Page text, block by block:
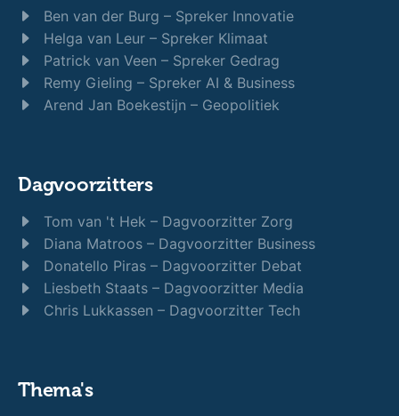
Ben van der Burg – Spreker Innovatie
Helga van Leur – Spreker Klimaat
Patrick van Veen – Spreker Gedrag
Remy Gieling – Spreker AI & Business
Arend Jan Boekestijn – Geopolitiek
Dagvoorzitters
Tom van 't Hek – Dagvoorzitter Zorg
Diana Matroos – Dagvoorzitter Business
Donatello Piras – Dagvoorzitter Debat
Liesbeth Staats – Dagvoorzitter Media
Chris Lukkassen – Dagvoorzitter Tech
Thema's